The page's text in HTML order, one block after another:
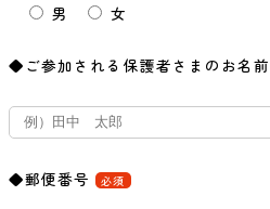
男 女
◆ご参加される保護者さまのお名前
◆郵便番号 必須